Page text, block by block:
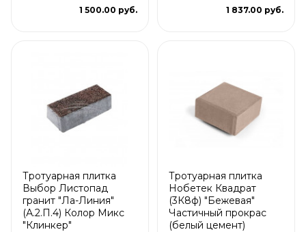
1 500.00 руб. 1 837.00 руб.
Тротуарная плитка
Выбор Листопад
гранит "Ла-Линия"
(А.2.П.4) Колор Микс
"Клинкер"
Тротуарная плитка
Нобетек Квадрат
(3К8ф) "Бежевая"
Частичный прокрас
(белый цемент)